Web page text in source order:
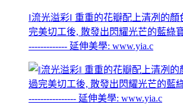
‖流光溢彩‖ 重重的花瓣配上清冽的顏
完美切工後, 散發出閃耀光芒的藍綠
------------- 延伸美學: www.yia.c